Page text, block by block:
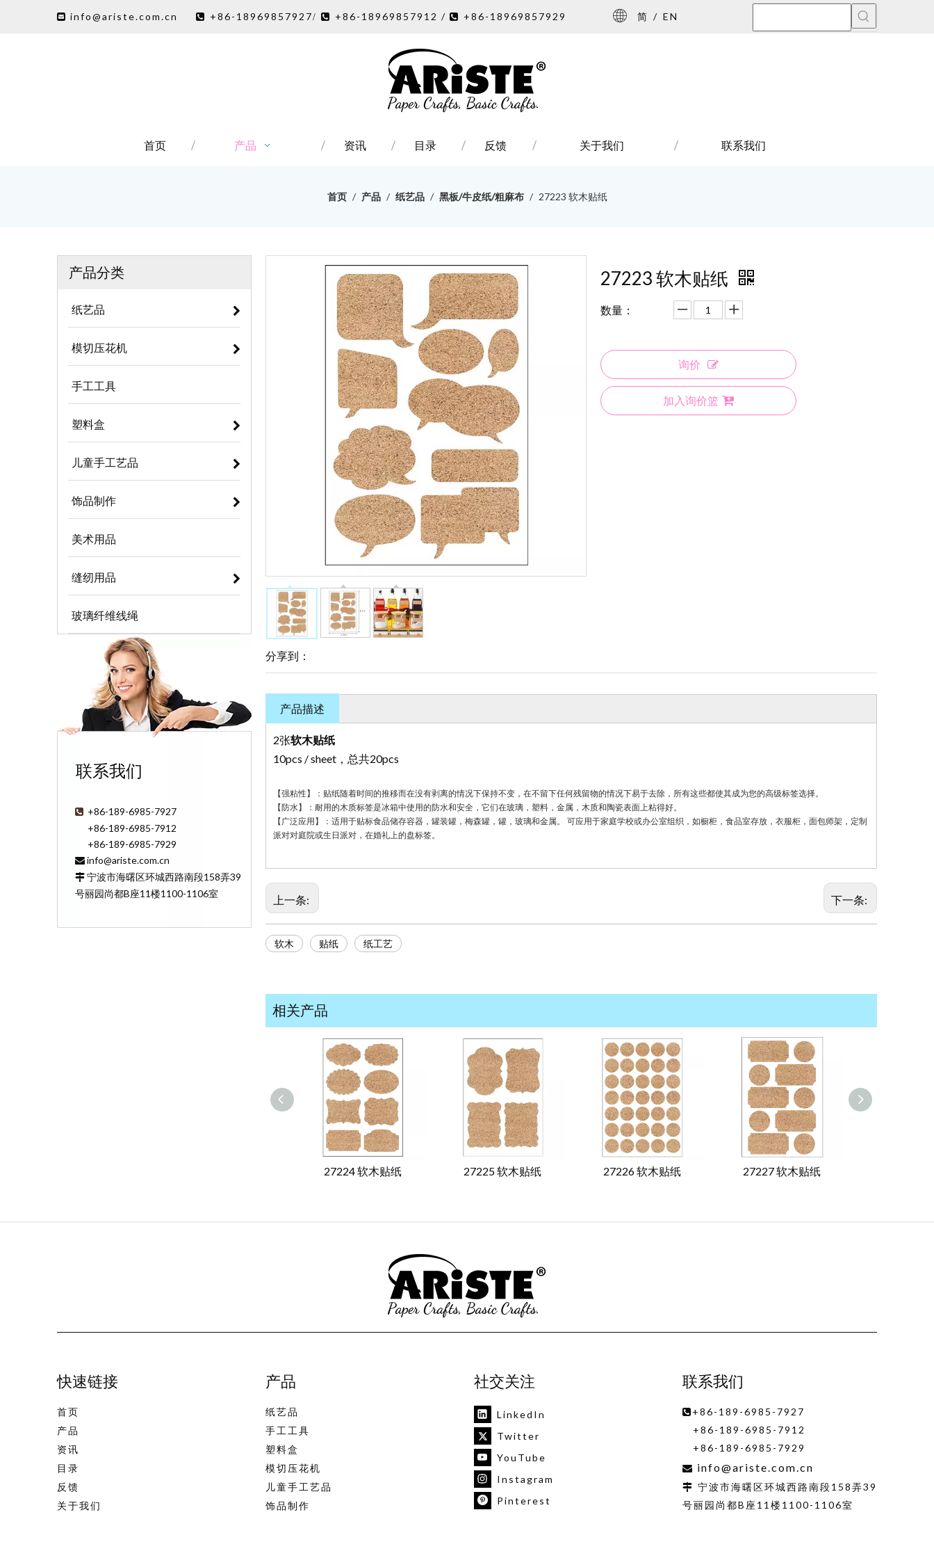
 info@ariste.com.cn  +86-18969857927/  +86-18969857912 /  +86-18969857929 简 / EN
首页 产品 资讯 目录 反馈 关于我们 联系我们
首页 / 产品 / 纸艺品 / 黑板/牛皮纸/粗麻布 / 27223 软木贴纸
产品分类
纸艺品
模切压花机
手工工具
塑料盒
儿童手工艺品
饰品制作
美术用品
缝纫用品
玻璃纤维线绳
联系我们
 +86-189-6985-7927
+86-189-6985-7912
+86-189-6985-7929
 info@ariste.com.cn
 宁波市海曙区环城西路南段158弄39
号丽园尚都B座11楼1100-1106室
分享到：
27223 软木贴纸
数量：
询价
加入询价篮
产品描述
2张软木贴纸
10pcs / sheet，总共20pcs
【强粘性】：贴纸随着时间的推移而在没有剥离的情况下保持不变，在不留下任何残留物的情况下易于去除，所有这些都使其成为您的高级标签选择。
【防水】：耐用的木质标签是冰箱中使用的防水和安全，它们在玻璃，塑料，金属，木质和陶瓷表面上粘得好。
【广泛应用】：适用于贴标食品储存容器，罐装罐，梅森罐，罐，玻璃和金属。
可应用于家庭学校或办公室组织，如橱柜，食品室存放，衣服柜，面包师架，定制
派对对庭院或生日派对，在婚礼上的盘标签。
上一条: 下一条:
软木 贴纸 纸工艺
相关产品
27224 软木贴纸 27225 软木贴纸 27226 软木贴纸 27227 软木贴纸
快速链接
首页
产品
资讯
目录
反馈
关于我们
产品
纸艺品
手工工具
塑料盒
模切压花机
儿童手工艺品
饰品制作
社交关注
LinkedIn
Twitter
YouTube
Instagram
Pinterest
联系我们
 +86-189-6985-7927
+86-189-6985-7912
+86-189-6985-7929
 info@ariste.com.cn
 宁波市海曙区环城西路南段158弄39
号丽园尚都B座11楼1100-1106室